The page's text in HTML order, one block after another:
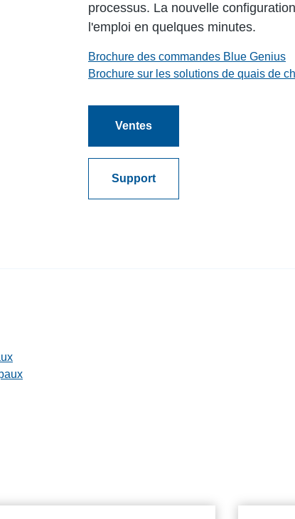
processus. La nouvelle
l'emploi en quelques minutes.
Brochure des commandes Blue Genius
Brochure sur les solutions de quais de
Ventes
Support